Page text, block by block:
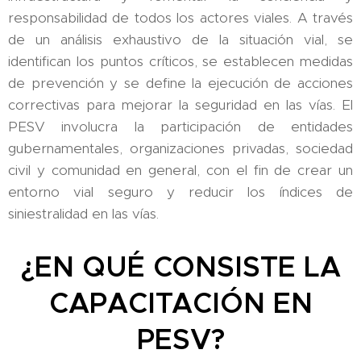
responsabilidad de todos los actores viales. A través
de un análisis exhaustivo de la situación vial, se
identifican los puntos críticos, se establecen medidas
de prevención y se define la ejecución de acciones
correctivas para mejorar la seguridad en las vías. El
PESV involucra la participación de entidades
gubernamentales, organizaciones privadas, sociedad
civil y comunidad en general, con el fin de crear un
entorno vial seguro y reducir los índices de
siniestralidad en las vías.
¿EN QUÉ CONSISTE LA
CAPACITACIÓN EN
PESV?